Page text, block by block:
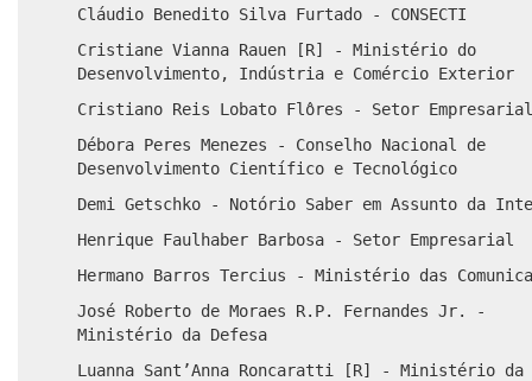
Cláudio Benedito Silva Furtado - CONSECTI
Cristiane Vianna Rauen [R] - Ministério do
Desenvolvimento, Indústria e Comércio Exterior
Cristiano Reis Lobato Flôres - Setor Empresarial
Débora Peres Menezes - Conselho Nacional de
Desenvolvimento Científico e Tecnológico
Demi Getschko - Notório Saber em Assunto da
Henrique Faulhaber Barbosa - Setor Empresarial
Hermano Barros Tercius - Ministério das
José Roberto de Moraes R.P. Fernandes Jr. -
Ministério da Defesa
Luanna Sant’Anna Roncaratti [R] - Ministério da